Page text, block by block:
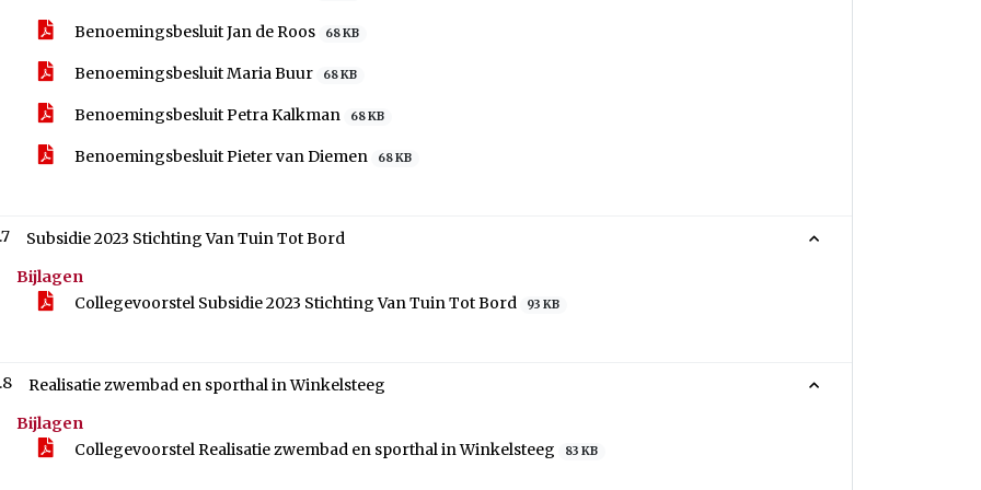
Benoemingsbesluit Jan de Roos 68 KB
Benoemingsbesluit Maria Buur 68 KB
Benoemingsbesluit Petra Kalkman 68 KB
Benoemingsbesluit Pieter van Diemen 68 KB
Subsidie 2023 Stichting Van Tuin Tot Bord
Bijlagen
Collegevoorstel Subsidie 2023 Stichting Van Tuin Tot Bord
93 KB
Realisatie zwembad en sporthal in Winkelsteeg
Bijlagen
Collegevoorstel Realisatie zwembad en sporthal in Winkelsteeg
83 KB